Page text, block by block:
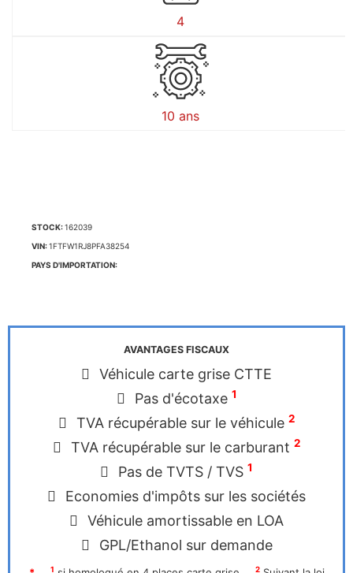
4
10 ans
STOCK:162039
VIN:1FTFW1RJ8PFA38254
PAYS D'IMPORTATION:
AVANTAGES FISCAUX
Véhicule carte grise CTTE
Pas d'écotaxe 1
TVA récupérable sur le véhicule 2
TVA récupérable sur le carburant 2
Pas de TVTS / TVS 1
Economies d'impôts sur les sociétés
Véhicule amortissable en LOA
GPL/Ethanol sur demande
1 2